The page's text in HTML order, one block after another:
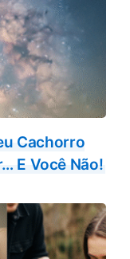
Cachorro
E Você Não!